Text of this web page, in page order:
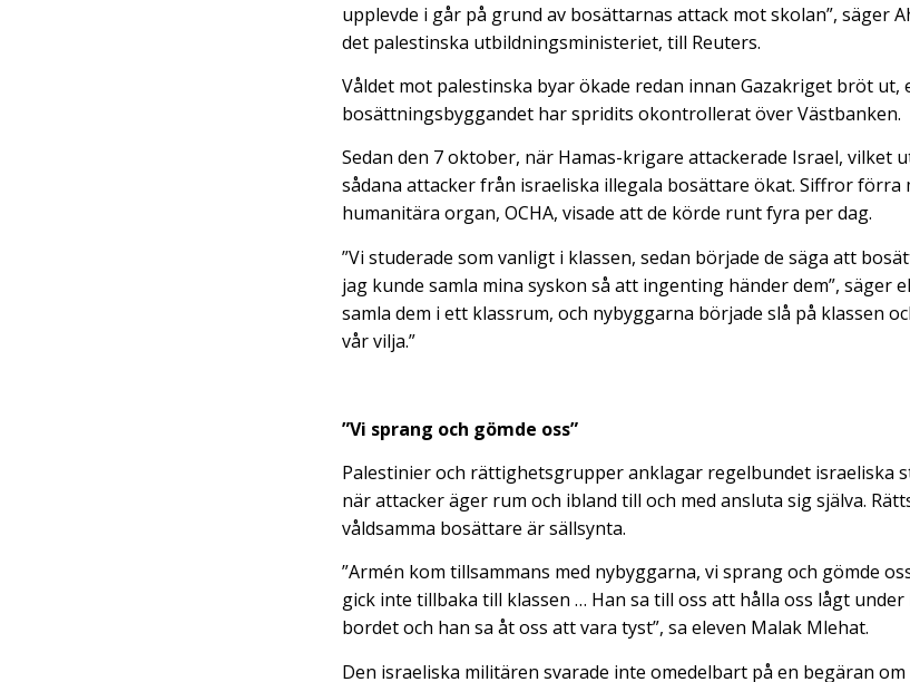
upplevde i går på grund av bosättarnas attack mot skolan”, säger
det palestinska utbildningsministeriet, till Reuters.
Våldet mot palestinska byar ökade redan innan Gazakriget bröt ut,
bosättningsbyggandet har spridits okontrollerat över Västbanken.
Sedan den 7 oktober, när Hamas-krigare attackerade Israel, vilket
sådana attacker från israeliska illegala bosättare ökat. Siffror förra
humanitära organ, OCHA, visade att de körde runt fyra per dag.
”Vi studerade som vanligt i klassen, sedan började de säga att
jag kunde samla mina syskon så att ingenting händer dem”, säger
samla dem i ett klassrum, och nybyggarna började slå på klassen
vår vilja.”
”Vi sprang och gömde oss”
Palestinier och rättighetsgrupper anklagar regelbundet israeliska
när attacker äger rum och ibland till och med ansluta sig själva.
våldsamma bosättare är sällsynta.
”Armén kom tillsammans med nybyggarna, vi sprang och gömde
gick inte tillbaka till klassen … Han sa till oss att hålla oss lågt
bordet och han sa åt oss att vara tyst”, sa eleven Malak Mlehat.
Den israeliska militären svarade inte omedelbart på en begäran